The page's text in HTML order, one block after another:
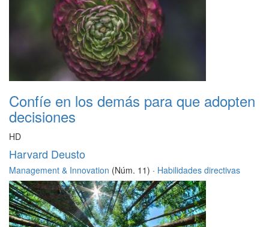
Confíe en los demás para que adopten
decisiones
HD
Harvard Deusto
Management & Innovation (Núm. 11) · Habilidades directivas